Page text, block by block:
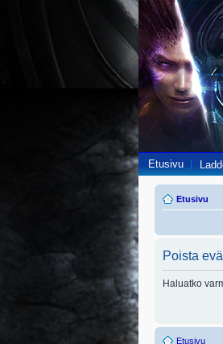
Etusivu
Etusivu
Poista
Haluatko
Etusivu